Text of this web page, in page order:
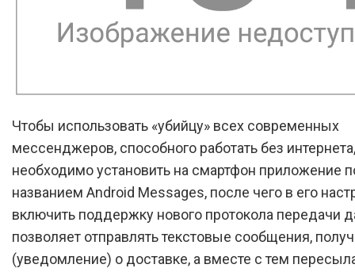
Чтобы использовать «убийцу» всех современных
мессенджеров, способного работать без интернета,
необходимо установить на смартфон приложение
названием Android Messages, после чего в его
включить поддержку нового протокола передачи
позволяет отправлять текстовые сообщения,
(уведомление) о доставке, а вместе с тем